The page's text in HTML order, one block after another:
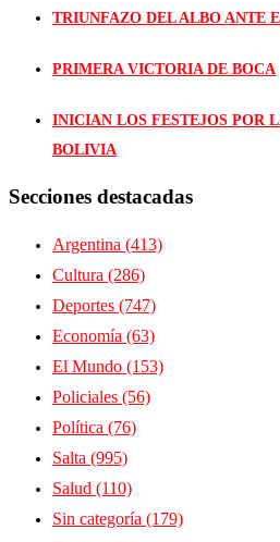
TRIUNFAZO DEL ALBO ANTE
PRIMERA VICTORIA DE BOCA
INICIAN LOS FESTEJOS POR
BOLIVIA
Secciones destacadas
Argentina (413)
Cultura (286)
Deportes (747)
Economía (63)
El Mundo (153)
Policiales (56)
Política (76)
Salta (995)
Salud (110)
Sin categoría (179)